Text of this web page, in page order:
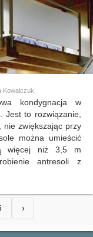
Kowalczuk
kondygnacja w
Jest to rozwiązanie,
nie zwiększając przy
można umieścić
więcej niż 3,5 m
antresoli z
›